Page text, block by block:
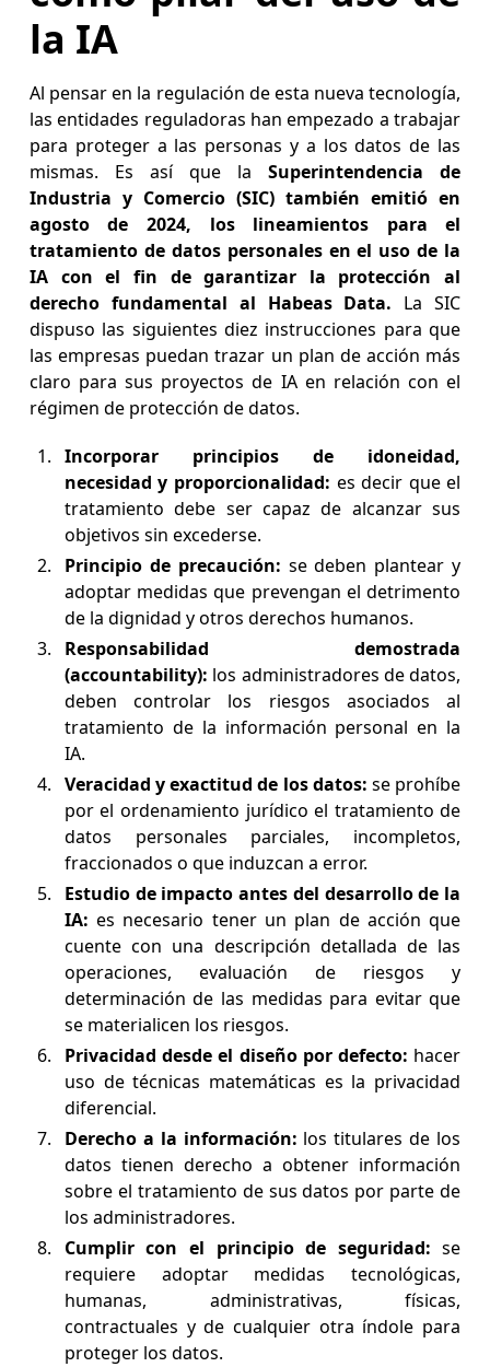
la IA
Al pensar en la regulación de esta nueva tecnología,
las entidades reguladoras han empezado a trabajar
para proteger a las personas y a los datos de las
mismas. Es así que laSuperintendencia de
Industria y Comercio (SIC) también emitió en
agosto de 2024, los lineamientos para el
tratamiento de datos personales en el uso de la
IA con el fin de garantizar la protección al
derecho fundamental al Habeas Data. La SIC
dispuso las siguientes diez instrucciones para que
las empresas puedan trazar un plan de acción más
claro para sus proyectos de IA en relación con el
régimen de protección de datos.
Incorporar principios de idoneidad,
necesidad y proporcionalidad: es decir que el
tratamiento debe ser capaz de alcanzar sus
objetivos sin excederse.
Principio de precaución: se deben plantear y
adoptar medidas que prevengan el detrimento
de la dignidad y otros derechos humanos.
Responsabilidad demostrada
(accountability): los administradores de datos,
deben controlar los riesgos asociados al
tratamiento de la información personal en la
IA.
Veracidad y exactitud de los datos: se prohíbe
por el ordenamiento jurídico el tratamiento de
datos personales parciales, incompletos,
fraccionados o que induzcan a error.
Estudio de impacto antes del desarrollo de la
IA: es necesario tener un plan de acción que
cuente con una descripción detallada de las
operaciones, evaluación de riesgos y
determinación de las medidas para evitar que
se materialicen los riesgos.
Privacidad desde el diseño por defecto: hacer
uso de técnicas matemáticas es la privacidad
diferencial.
Derecho a la información: los titulares de los
datos tienen derecho a obtener información
sobre el tratamiento de sus datos por parte de
los administradores.
Cumplir con el principio de seguridad: se
requiere adoptar medidas tecnológicas,
humanas, administrativas, físicas,
contractuales y de cualquier otra índole para
proteger los datos.